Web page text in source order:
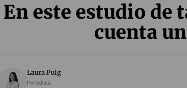
En este estudio de
cuenta
Laura Puig
Periodista